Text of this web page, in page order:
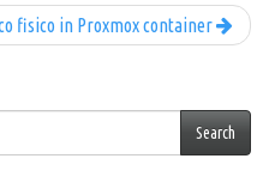
fisico in Proxmox container
Search